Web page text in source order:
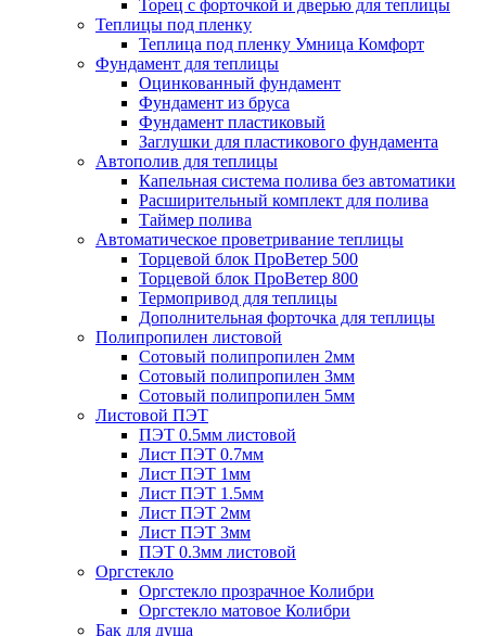
Торец с форточкой и дверью для теплицы
Теплицы под пленку
Теплица под пленку Умница Комфорт
Фундамент для теплицы
Оцинкованный фундамент
Фундамент из бруса
Фундамент пластиковый
Заглушки для пластикового фундамента
Автополив для теплицы
Капельная система полива без автоматики
Расширительный комплект для полива
Таймер полива
Автоматическое проветривание теплицы
Торцевой блок ПроВетер 500
Торцевой блок ПроВетер 800
Термопривод для теплицы
Дополнительная форточка для теплицы
Полипропилен листовой
Сотовый полипропилен 2мм
Сотовый полипропилен 3мм
Сотовый полипропилен 5мм
Листовой ПЭТ
ПЭТ 0.5мм листовой
Лист ПЭТ 0.7мм
Лист ПЭТ 1мм
Лист ПЭТ 1.5мм
Лист ПЭТ 2мм
Лист ПЭТ 3мм
ПЭТ 0.3мм листовой
Оргстекло
Оргстекло прозрачное Колибри
Оргстекло матовое Колибри
Бак для душа